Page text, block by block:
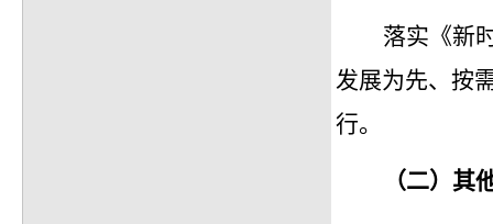
落实《新
发展为先、按
行。
（二）其